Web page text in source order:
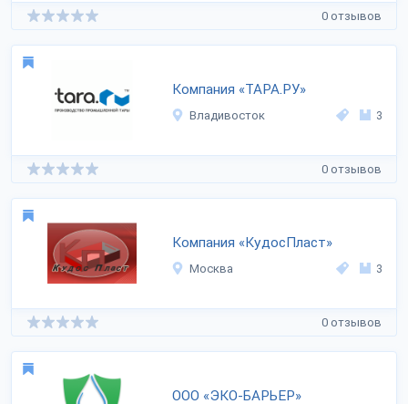
0 отзывов
Компания «ТАРА.РУ»
Владивосток 3
0 отзывов
Компания «КудосПласт»
Москва 3
0 отзывов
ООО «ЭКО-БАРЬЕР»